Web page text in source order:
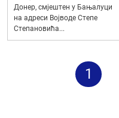
Донер, смјештен у Бањалуци
на адреси Војводе Степе
Степановића...
1